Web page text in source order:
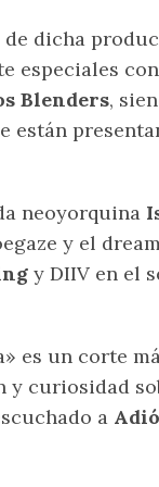
de dicha
especiales
Blenders,
están
neoyorquina
y el
y DIIV en el
es un corte
y curiosidad
a